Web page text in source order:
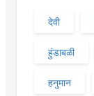
देवी
हुंडाबळी
हनुमान